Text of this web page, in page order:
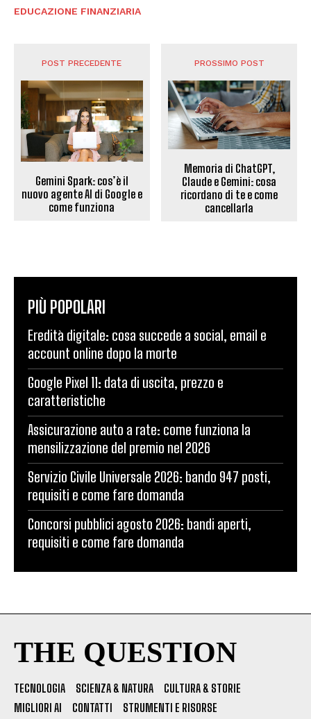
EDUCAZIONE FINANZIARIA
POST PRECEDENTE
Gemini Spark: cos’è il
nuovo agente AI di Google e
come funziona
PROSSIMO POST
Memoria di ChatGPT,
Claude e Gemini: cosa
ricordano di te e come
cancellarla
PIÙ POPOLARI
Eredità digitale: cosa succede a social, email e
account online dopo la morte
Google Pixel 11: data di uscita, prezzo e
caratteristiche
Assicurazione auto a rate: come funziona la
mensilizzazione del premio nel 2026
Servizio Civile Universale 2026: bando 947 posti,
requisiti e come fare domanda
Concorsi pubblici agosto 2026: bandi aperti,
requisiti e come fare domanda
THE QUESTION
TECNOLOGIA SCIENZA & NATURA
CULTURA & STORIE
MIGLIORI AI
CONTATTI STRUMENTI E RISORSE